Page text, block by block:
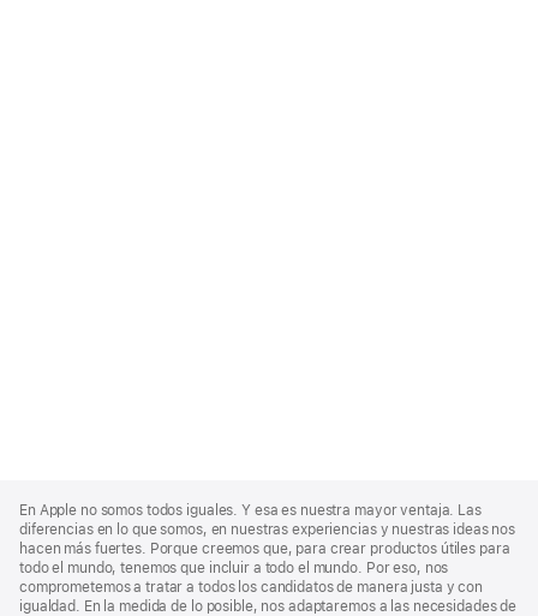
Footer
En Apple no somos todos iguales. Y esa es nuestra mayor ventaja. Las
diferencias en lo que somos, en nuestras experiencias y nuestras ideas nos
hacen más fuertes. Porque creemos que, para crear productos útiles para
todo el mundo, tenemos que incluir a todo el mundo. Por eso, nos
comprometemos a tratar a todos los candidatos de manera justa y con
igualdad. En la medida de lo posible, nos adaptaremos a las necesidades de